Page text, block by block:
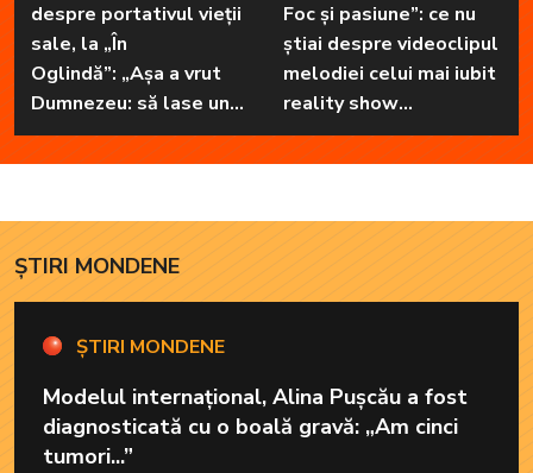
despre portativul vieții
sale, la „În
Oglindă”: „Așa a vrut
Dumnezeu: să lase unul
în familie cu har, harul
de a cânta, să poată să
lipsește”
Foc și pasiune”: ce nu
știai despre videoclipul
melodiei celui mai iubit
reality show
matrimonial
ȘTIRI MONDENE
ȘTIRI MONDENE
Modelul internațional, Alina Pușcău a fost
diagnosticată cu o boală gravă: „Am cinci
tumori...”